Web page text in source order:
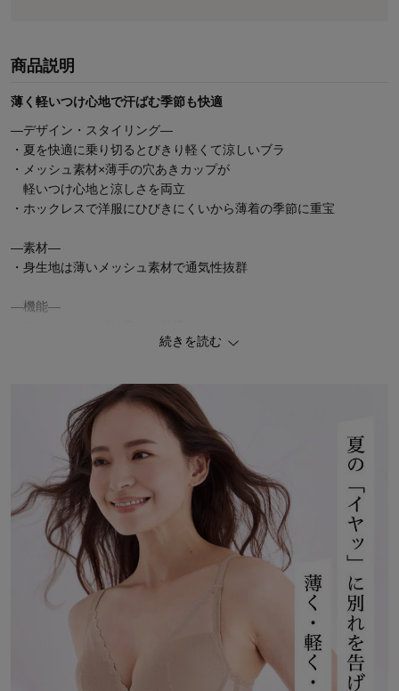
商品説明
薄く軽いつけ心地で汗ばむ季節も快適
―デザイン・スタイリング―
・夏を快適に乗り切るとびきり軽くて涼しいブラ
・メッシュ素材×薄手の穴あきカップが
軽いつけ心地と涼しさを両立
・ホックレスで洋服にひびきにくいから薄着の季節に重宝
―素材―
・身生地は薄いメッシュ素材で通気性抜群
―機能―
・カップの肌側はメッシュ生地で不快なムレを軽減
お揃いで着られるショーツ
続きを読む